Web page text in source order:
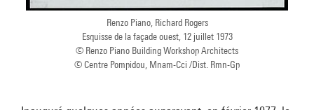
Renzo Piano, Richard Rogers
Esquisse de la façade ouest, 12 juillet 1973
© Renzo Piano Building Workshop Architects
© Centre Pompidou, Mnam-Cci /Dist. Rmn-Gp